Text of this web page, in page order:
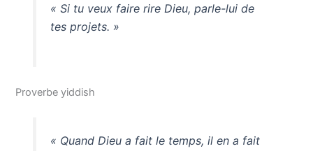
« Si tu veux faire rire Dieu, parle-lui de
tes projets. »
Proverbe yiddish
« Quand Dieu a fait le temps, il en a fait